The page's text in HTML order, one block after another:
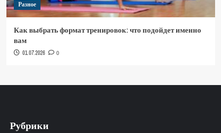
Разное
Как выбрать формат тренировок: что подойдет именно
вам
01.07.2026 0
Рубрики